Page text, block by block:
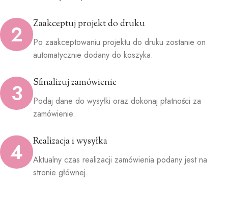
2 Zaakceptuj projekt do druku
Po zaakceptowaniu projektu do druku zostanie on
automatycznie dodany do koszyka.
3 Sfinalizuj zamówienie
Podaj dane do wysyłki oraz dokonaj płatności za
zamówienie.
4 Realizacja i wysyłka
Aktualny czas realizacji zamówienia podany jest na
stronie głównej.